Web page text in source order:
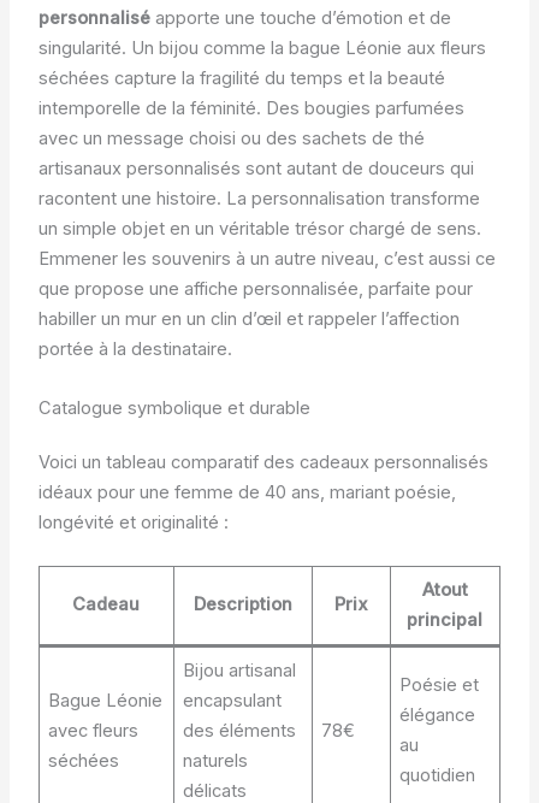
personnaliséapporte une touche d’émotion et de
singularité. Un bijou comme la bague Léonie aux fleurs
séchées capture la fragilité du temps et la beauté
intemporelle de la féminité. Des bougies parfumées
avec un message choisi ou des sachets de thé
artisanaux personnalisés sont autant de douceurs qui
racontent une histoire. La personnalisation transforme
un simple objet en un véritable trésor chargé de sens.
Emmener les souvenirs à un autre niveau, c’est aussi ce
que propose une affiche personnalisée, parfaite pour
habiller un mur en un clin d’œil et rappeler l’affection
portée à la destinataire.
Catalogue symbolique et durable
Voici un tableau comparatif des cadeaux personnalisés
idéaux pour une femme de 40 ans, mariant poésie,
longévité et originalité :
Cadeau Description Prix
Atout
principal
Bague Léonie
avec fleurs
séchées
Bijou artisanal
encapsulant
des éléments
naturels
délicats
78€
Poésie et
élégance
au
quotidien